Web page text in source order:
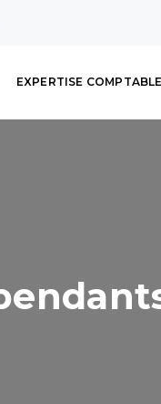
EXPERTISE COMPTABLE